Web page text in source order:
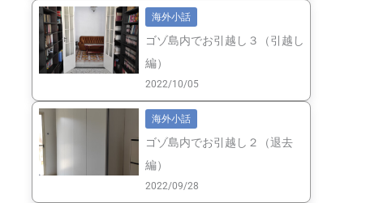
海外小話
ゴゾ島内でお引越し３（引越し
編）
2022/10/05
海外小話
ゴゾ島内でお引越し２（退去
編）
2022/09/28